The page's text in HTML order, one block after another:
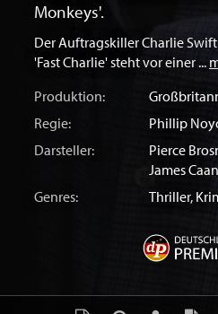
Monkeys'.
Der Auftragskiller Charlie
'Fast Charlie' steht vor einer ...
Produktion:
Regie:
Phillip
Darsteller:
Pierce
James Caan
Genres:
Thriller,